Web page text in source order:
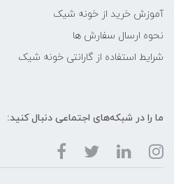
آموزش خرید از خونه شیک
نحوه ارسال سفارش ها
شرایط استفاده از گارانتی خونه شیک
ما را در شبکه‌های اجتماعی دنبال کنید: